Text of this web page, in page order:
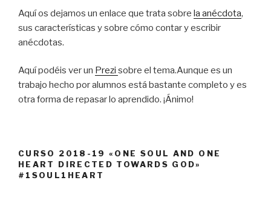
Aquí os dejamos un enlace que trata sobre la anécdota,
sus características y sobre cómo contar y escribir
anécdotas.
Aquí podéis ver un Prezi sobre el tema.Aunque es un
trabajo hecho por alumnos está bastante completo y es
otra forma de repasar lo aprendido. ¡Ánimo!
CURSO 2018-19 «ONE SOUL AND ONE
HEART DIRECTED TOWARDS GOD»
#1SOUL1HEART